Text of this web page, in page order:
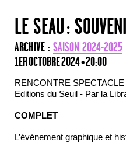
LE SEAU :
ARCHIVE : SAISON 2024-2025
1ER OCTOBRE 2024 • 20:00
RENCONTRE
Editions du Seuil - Par la
COMPLET
L’événement graphique et